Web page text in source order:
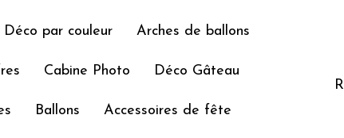
Déco par couleur Arches de ballons
Cabine Photo Déco Gâteau
Ballons Accessoires de fête